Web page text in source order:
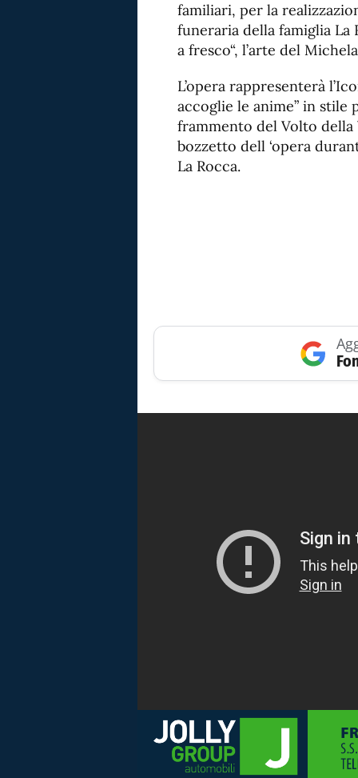
familiari, per la
funeraria della famiglia La
a fresco“, l’arte del
L’opera rappresenterà
accoglie le anime” in stile
frammento del Volto
bozzetto dell ‘opera
La Rocca.